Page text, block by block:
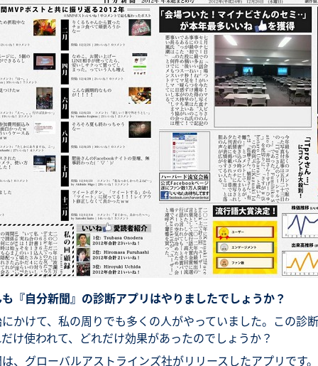
『自分新聞』の診断アプリはやりましたでしょうか？
かけて、私の周りでも多くの人がやっていました。この診
け使われて、どれだけ効果があったのでしょうか？
、グローバルアストラインズ社がリリースしたアプリです